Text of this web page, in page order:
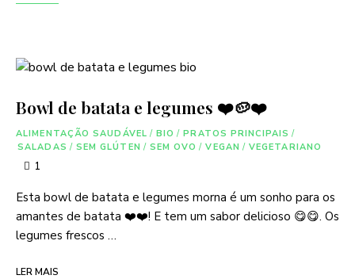
Bowl de batata e legumes ❤️🥔❤️
ALIMENTAÇÃO SAUDÁVEL / BIO / PRATOS PRINCIPAIS /
SALADAS / SEM GLÚTEN / SEM OVO / VEGAN / VEGETARIANO
1
Esta bowl de batata e legumes morna é um sonho para os
amantes de batata ❤️❤️! E tem um sabor delicioso 😋😋. Os
legumes frescos …
LER MAIS